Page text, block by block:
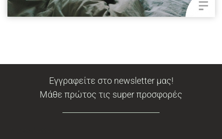
Εγγραφείτε στο newsletter μας!
Μάθε πρώτος τις super προσφορές